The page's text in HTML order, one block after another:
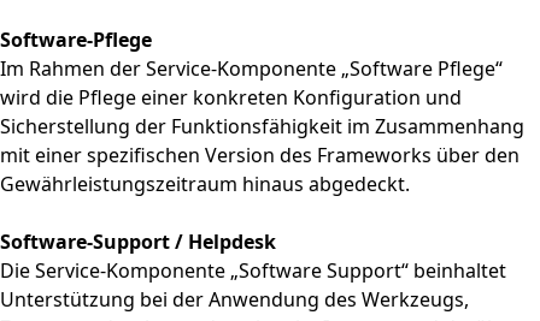
Software-Pflege
Im Rahmen der Service-Komponente „Software Pflege“
wird die Pflege einer konkreten Konfiguration und
Sicherstellung der Funktionsfähigkeit im Zusammenhang
mit einer spezifischen Version des Frameworks über den
Gewährleistungszeitraum hinaus abgedeckt.
Software-Support / Helpdesk
Die Service-Komponente „Software Support“ beinhaltet
Unterstützung bei der Anwendung des Werkzeugs,